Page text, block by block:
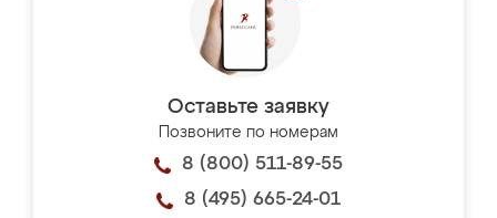
Оставьте заявку
Позвоните по номерам
8 (800) 511-89-55
8 (495) 665-24-01